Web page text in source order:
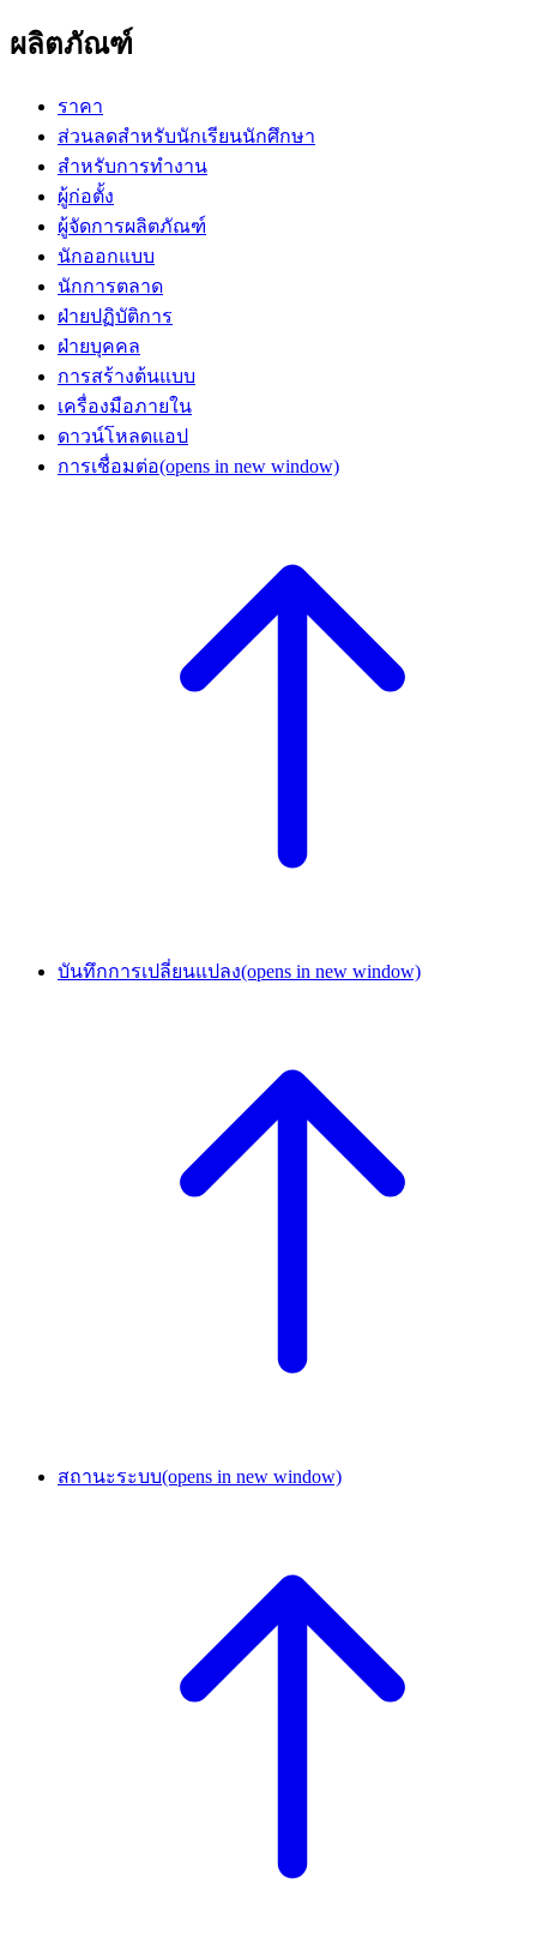
ผลิตภัณฑ์
ราคา
ส่วนลดสำหรับนักเรียนนักศึกษา
สำหรับการทำงาน
ผู้ก่อตั้ง
ผู้จัดการผลิตภัณฑ์
นักออกแบบ
นักการตลาด
ฝ่ายปฏิบัติการ
ฝ่ายบุคคล
การสร้างต้นแบบ
เครื่องมือภายใน
ดาวน์โหลดแอป
การเชื่อมต่อ(opens in new window)
บันทึกการเปลี่ยนแปลง(opens in new window)
สถานะระบบ(opens in new window)